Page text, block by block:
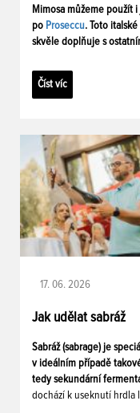
Mimosa můžeme použít
po Proseccu. Toto
skvěle doplňuje s
Číst víc
17. 06. 2026
Jak udělat sabráž
Sabráž (sabrage) je
v ideálním případě
tedy sekundární
dochází k useknutí hrdla